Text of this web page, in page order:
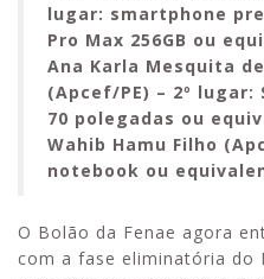
lugar: smartphone
Pro Max 256GB ou
Ana Karla Mesquita
(Apcef/PE) – 2º lugar:
70 polegadas ou
Wahib Hamu Filho
notebook ou
O Bolão da Fenae agora
com a fase eliminatória do